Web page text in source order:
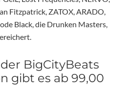
Fitzpatrick, ZATOX, ARADO,
Black, die Drunken Masters,
BigCityBeats
gibt es ab 99,00